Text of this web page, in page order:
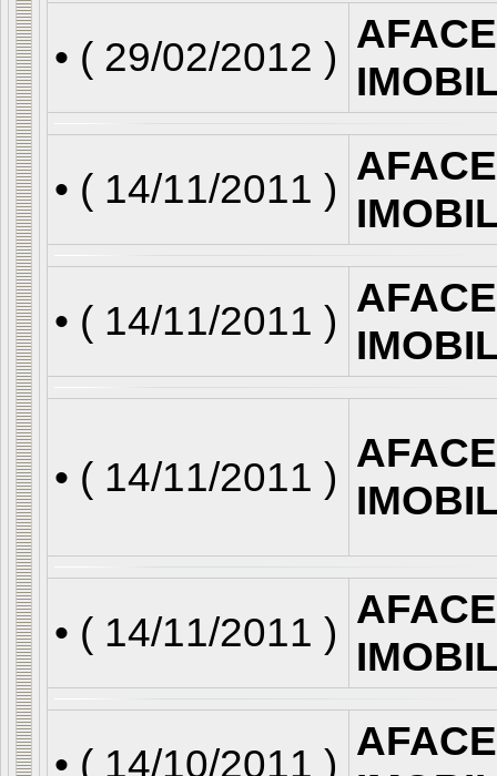
• ( 29/02/2012 )
• ( 14/11/2011 )
• ( 14/11/2011 )
• ( 14/11/2011 )
• ( 14/11/2011 )
• ( 14/10/2011 )